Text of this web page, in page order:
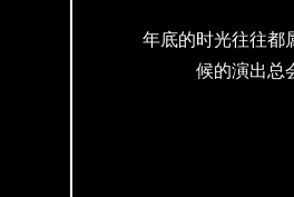
年底的时光往往都
候的演出总